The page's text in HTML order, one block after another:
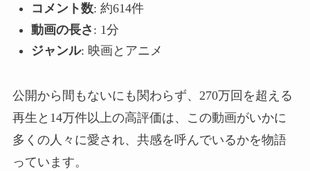
コメント数: 約614件
動画の長さ : 1分
ジャンル: 映画とアニメ
公開から間もないにも関わらず、270万回を超える
再生と14万件以上の高評価は、この動画がいかに
多くの人々に愛され、共感を呼んでいるかを物語
っています。